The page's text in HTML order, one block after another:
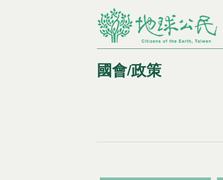
國會/政策